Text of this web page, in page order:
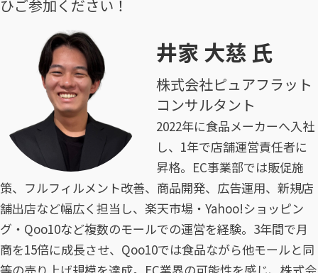
ひご参加ください！
井家 大慈 氏
株式会社ピュアフラット
コンサルタント
2022年に食品メーカーへ入社
し、1年で店舗運営責任者に
昇格。EC事業部では販促施
策、フルフィルメント改善、商品開発、広告運用、新規店
舗出店など幅広く担当し、楽天市場・Yahoo!ショッピン
グ・Qoo10など複数のモールでの運営を経験。3年間で月
商を15倍に成長させ、Qoo10では食品ながら他モールと同